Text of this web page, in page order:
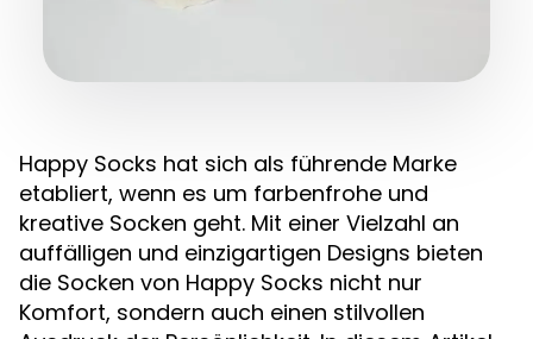
Happy Socks hat sich als führende Marke
etabliert, wenn es um farbenfrohe und
kreative Socken geht. Mit einer Vielzahl an
auffälligen und einzigartigen Designs bieten
die Socken von Happy Socks nicht nur
Komfort, sondern auch einen stilvollen